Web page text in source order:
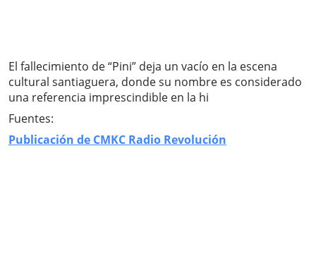
El fallecimiento de “Pini” deja un vacío en la escena
cultural santiaguera, donde su nombre es considerado
una referencia imprescindible en la hi
Fuentes:
Publicación de CMKC Radio Revolución